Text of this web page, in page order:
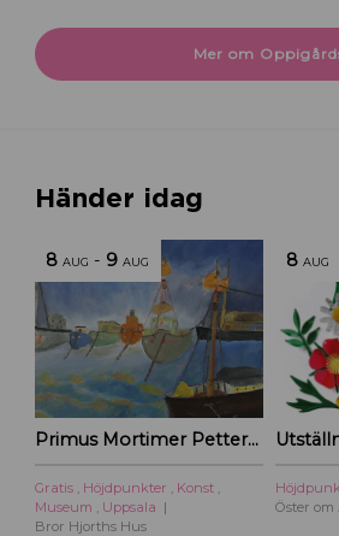
Mer om
Händer idag
8 AUG - 9 AUG
Primus Mortimer Pettersson
Gratis Höjdpunkter Konst
Museum
Uppsala
Bror Hjorths Hus
8 AUG
Öster om